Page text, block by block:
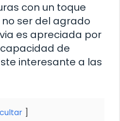
con un toque
ser del agrado
es apreciada por
de
interesante a las